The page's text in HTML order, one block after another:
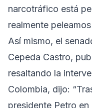
narcotráfico está
realmente
Así mismo, el
Cepeda Castro,
resaltando la
Colombia, dijo:
presidente Petro en